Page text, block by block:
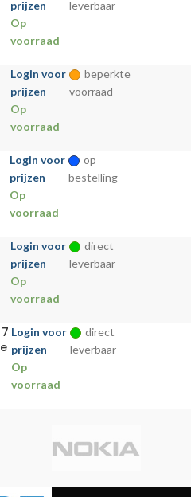
prijzen
Op
voorraad
leverbaar
Login voor
prijzen
Op
voorraad
beperkte
voorraad
Login voor
prijzen
Op
voorraad
op
bestelling
Login voor
prijzen
Op
voorraad
direct
leverbaar
Login voor
prijzen
Op
voorraad
direct
leverbaar